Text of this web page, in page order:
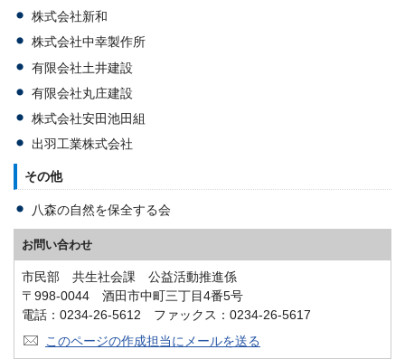
株式会社新和
株式会社中幸製作所
有限会社土井建設
有限会社丸庄建設
株式会社安田池田組
出羽工業株式会社
その他
八森の自然を保全する会
お問い合わせ
市民部 共生社会課 公益活動推進係
〒998-0044 酒田市中町三丁目4番5号
電話：0234-26-5612 ファックス：0234-26-5617
このページの作成担当にメールを送る